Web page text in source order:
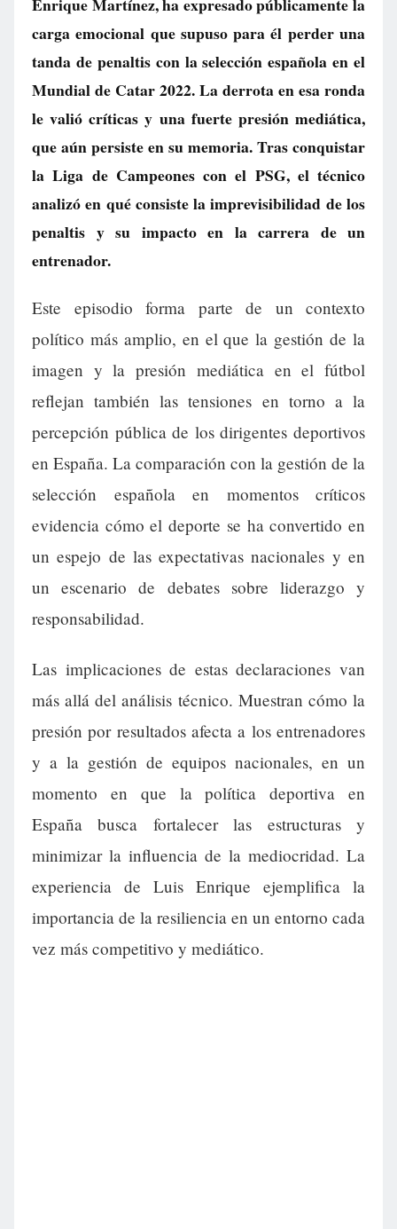
carga emocional que supuso para él perder una
tanda de penaltis con la selección española en el
Mundial de Catar 2022. La derrota en esa ronda
le valió críticas y una fuerte presión mediática,
que aún persiste en su memoria. Tras conquistar
la Liga de Campeones con el PSG, el técnico
analizó en qué consiste la imprevisibilidad de los
penaltis y su impacto en la carrera de un
entrenador.
Este episodio forma parte de un contexto
político más amplio, en el que la gestión de la
imagen y la presión mediática en el fútbol
reflejan también las tensiones en torno a la
percepción pública de los dirigentes deportivos
en España. La comparación con la gestión de la
selección española en momentos críticos
evidencia cómo el deporte se ha convertido en
un espejo de las expectativas nacionales y en
un escenario de debates sobre liderazgo y
responsabilidad.
Las implicaciones de estas declaraciones van
más allá del análisis técnico. Muestran cómo la
presión por resultados afecta a los entrenadores
y a la gestión de equipos nacionales, en un
momento en que la política deportiva en
España busca fortalecer las estructuras y
minimizar la influencia de la mediocridad. La
experiencia de Luis Enrique ejemplifica la
importancia de la resiliencia en un entorno cada
vez más competitivo y mediático.